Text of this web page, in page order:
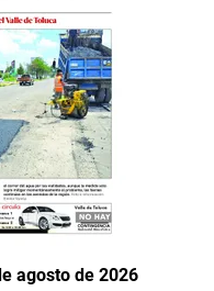
agosto de 2026